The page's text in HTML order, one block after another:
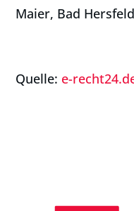
Maier, Bad Hersfeld
Quelle: e-